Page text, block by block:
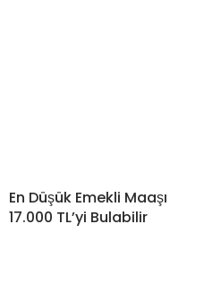
En Düşük Emekli Maaşı
17.000 TL’yi Bulabilir